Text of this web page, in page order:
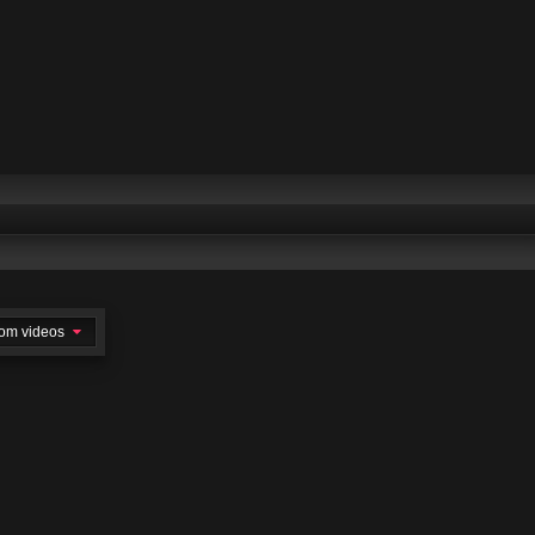
videos